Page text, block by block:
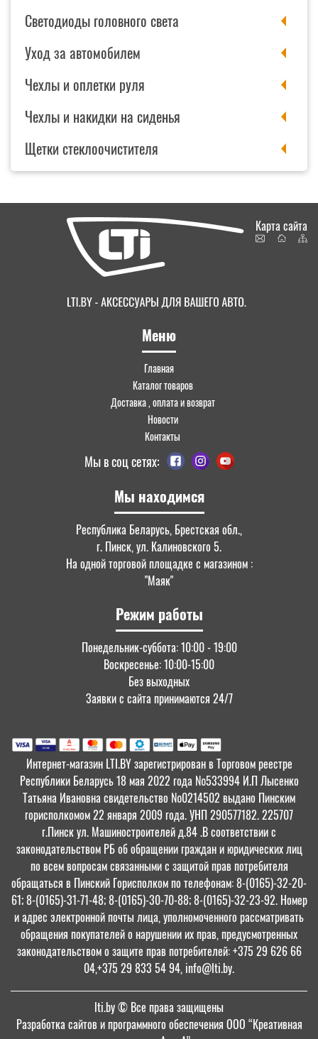
Светодиоды головного света
Уход за автомобилем
Чехлы и оплетки руля
Чехлы и накидки на сиденья
Щетки стеклоочистителя
Мы находимся
Республика Беларусь, Брестская обл.,
г. Пинск, ул. Калиновского 5.
На одной торговой площадке с магазином :
"Маяк"
Режим работы
Понедельник-суббота: 10:00 - 19:00
Воскресенье: 10:00-15:00
Без выходных
Заявки с сайта принимаются 24/7
Меню
Главная
Каталог товаров
Доставка , оплата и возврат
Новости
Контакты
Мы в соц сетях:
Карта сайта
Интернет-магазин LTI.BY зарегистрирован в Торговом реестре
Республики Беларусь 18 мая 2022 года №533994 И.П Лысенко
Татьяна Ивановна свидетельство №0214502 выдано Пинским
горисполкомом 22 января 2009 года. УНП 290577182. 225707
г.Пинск ул. Машиностроителей д.84 .В соответствии с
законодательством РБ об обращении граждан и юридических лиц
по всем вопросам связанными с защитой прав потребителя
обращаться в Пинский Горисполком по телефонам: 8-(0165)-32-20-
61; 8-(0165)-31-71-48; 8-(0165)-30-70-88; 8-(0165)-32-23-92. Номер
и адрес электронной почты лица, уполномоченного рассматривать
обращения покупателей о нарушении их прав, предусмотренных
законодательством о защите прав потребителей: +375 29 626 66
04,+375 29 833 54 94, info@lti.by.
lti.by© Все права защищены
Разработка сайтов и программного обеспечения ООО “Креативная